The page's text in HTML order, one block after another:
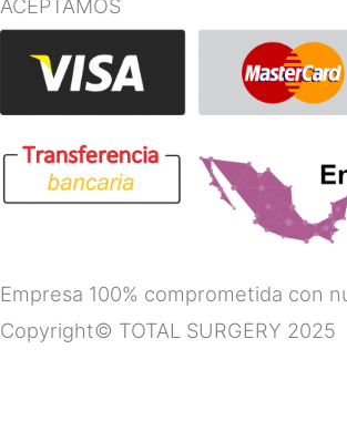
ACEPTAMOS
Empresa 100% comprometida con
Copyright© TOTAL SURGERY 2025